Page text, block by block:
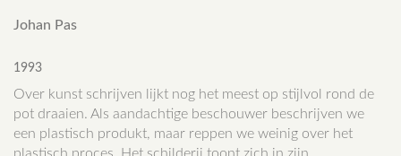
Johan Pas
1993
Over kunst schrijven lijkt nog het meest op stijlvol rond de
pot draaien. Als aandachtige beschouwer beschrijven we
een plastisch produkt, maar reppen we weinig over het